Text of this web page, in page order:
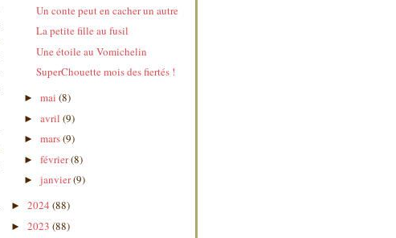
Un conte peut en cacher un autre
La petite fille au fusil
Une étoile au Vomichelin
SuperChouette mois des fiertés !
► mai (8)
► avril (9)
► mars(9)
► février(8)
► janvier(9)
► 2024 (88)
► 2023 (88)